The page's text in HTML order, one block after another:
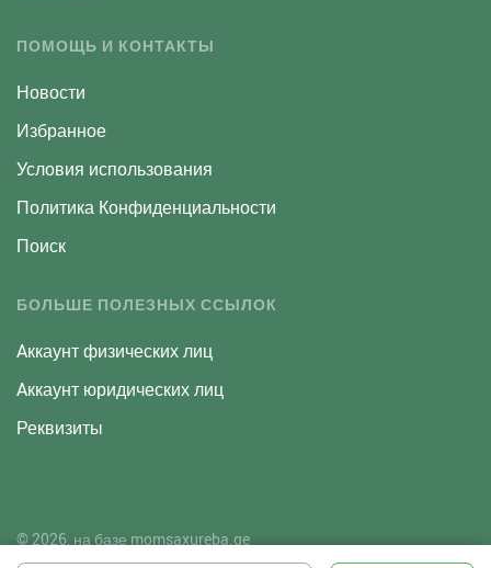
ПОМОЩЬ И КОНТАКТЫ
Новости
Избранное
Условия использования
Политика Конфиденциальности
Поиск
БОЛЬШЕ ПОЛЕЗНЫХ ССЫЛОК
Aккаунт физических лиц
Aккаунт юридических лиц
Реквизиты
© 2026, на базе momsaxureba.ge